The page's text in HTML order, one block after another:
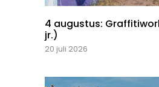
4 augustus:
jr.)
20 juli 2026